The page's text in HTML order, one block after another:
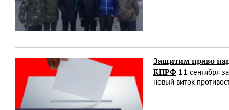
Защитим право
КПРФ 11 сентября
новый виток